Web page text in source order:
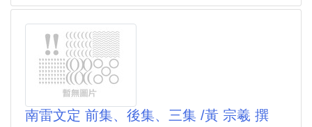
南雷文定 前集、後集、三集 /黃 宗羲 撰